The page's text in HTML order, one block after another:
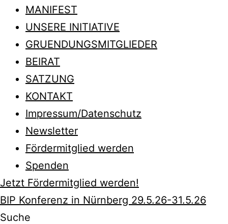
MANIFEST
UNSERE INITIATIVE
GRUENDUNGSMITGLIEDER
BEIRAT
SATZUNG
KONTAKT
Impressum/Datenschutz
Newsletter
Fördermitglied werden
Spenden
Jetzt Fördermitglied werden!
BIP Konferenz in Nürnberg 29.5.26-31.5.26
Suche